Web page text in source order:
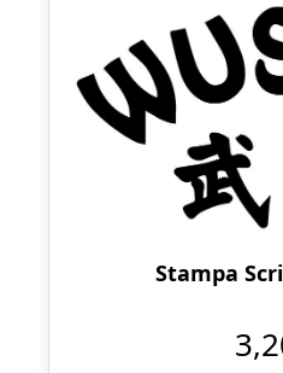
Stampa